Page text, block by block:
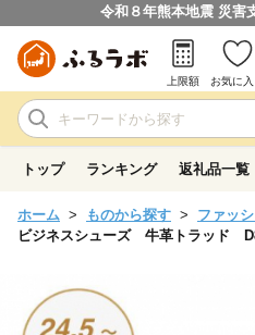
令和８年熊本地震 災害
上限額 お気に入
トップ ランキング 返礼品一覧
ホーム ものから探す ファッ
ビジネスシューズ 牛革トラッド